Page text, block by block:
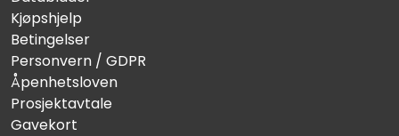
Kjøpshjelp
Betingelser
Personvern / GDPR
Åpenhetsloven
Prosjektavtale
Gavekort